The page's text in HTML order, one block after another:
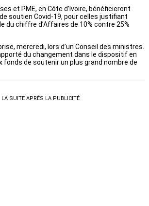
et PME, en Côte d’Ivoire, bénéficieront
soutien Covid-19, pour celles justifiant
du chiffre d’Affaires de 10% contre 25%
mercredi, lors d’un Conseil des ministres.
du changement dans le dispositif en
fonds de soutenir un plus grand nombre de
LA SUITE APRÈS LA PUBLICITÉ